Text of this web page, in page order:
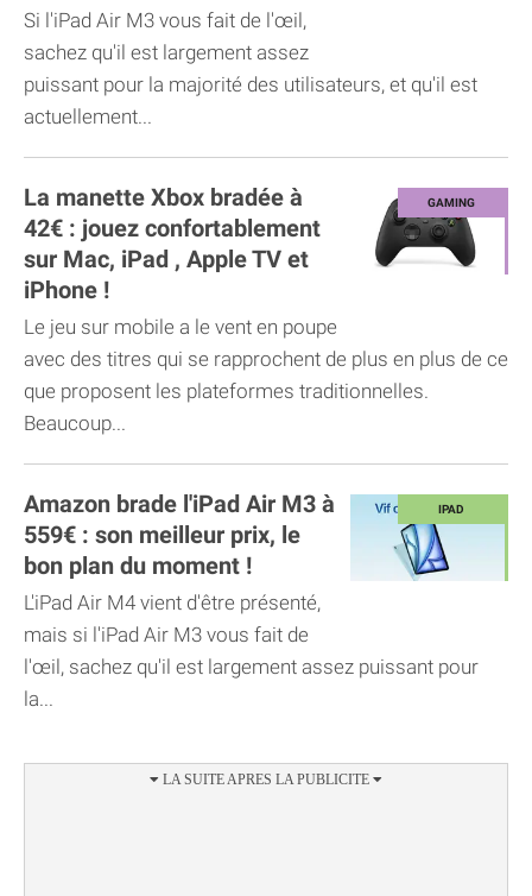
Si l'iPad Air M3 vous fait de l'œil,
sachez qu'il est largement assez
puissant pour la majorité des utilisateurs, et qu'il est
actuellement...
La manette Xbox bradée à
42€ : jouez confortablement
sur Mac, iPad , Apple TV et
iPhone !
Le jeu sur mobile a le vent en poupe
avec des titres qui se rapprochent de plus en plus de ce
que proposent les plateformes traditionnelles.
Beaucoup...
Amazon brade l'iPad Air M3 à
559€ : son meilleur prix, le
bon plan du moment !
L'iPad Air M4 vient d'être présenté,
mais si l'iPad Air M3 vous fait de
l'œil, sachez qu'il est largement assez puissant pour
la...